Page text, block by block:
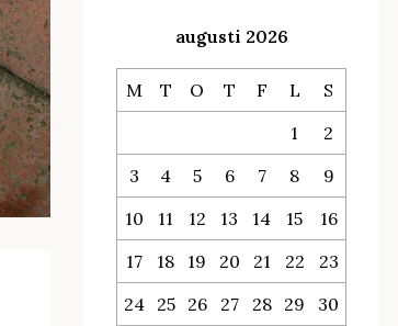
augusti 2026
M T O T F L
S
1
2
3
4 5 6 7 8
9
10
11 12 13 14 15
16
17
18 19 20 21 22
23
24
25 26 27 28 29
30